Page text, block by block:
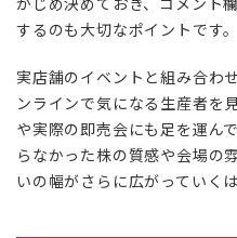
するのも大切なポイントです。
実店舗のイベントと組み合わ
ンラインで気になる生産者を
や実際の即売会にも足を運ん
らなかった株の質感や会場の
いの幅がさらに広がっていくは